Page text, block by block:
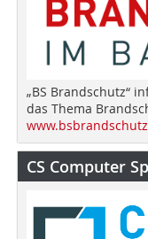
„BS Brandschutz“
das Thema
CS Computer